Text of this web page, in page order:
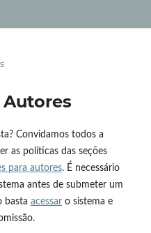
Convidamos todos a
as políticas das seções
para autores. É necessário
antes de submeter um
basta acessaro sistema e